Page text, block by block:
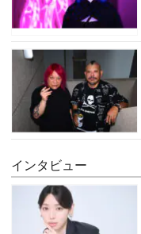
インタビュー